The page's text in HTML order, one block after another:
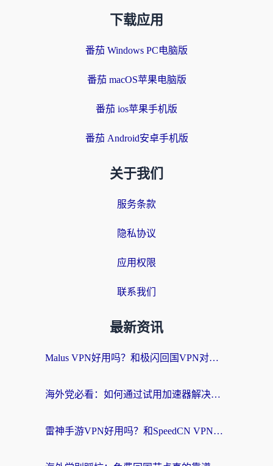
下载应用
番茄 Windows PC电脑版
番茄 macOS苹果电脑版
番茄 ios苹果手机版
番茄 Android安卓手机版
关于我们
服务条款
隐私协议
应用权限
联系我们
最新资讯
Malus VPN好用吗？和极闪回国VPN对比哪个回国效果更好？海外党亲测3款加速器+避坑指南
海外党必看：如何通过试用加速器解决国内APP地区限制？附2026最新对比测评
雷神手游VPN好用吗？和SpeedCN VPN对比哪个回国效果更好？海外党亲测3款加速器+避坑指南